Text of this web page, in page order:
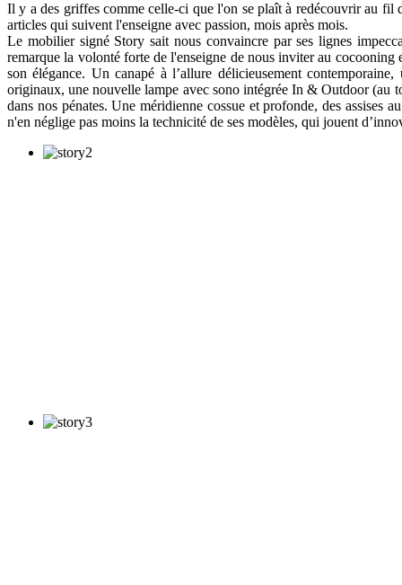
Il y a des griffes comme celle-ci que l'on se plaît à redécouvrir au fil
articles qui suivent l'enseigne avec passion, mois après mois.
Le mobilier signé Story sait nous convaincre par ses lignes
remarque la volonté forte de l'enseigne de nous inviter au
son élégance. Un canapé à l’allure délicieusement
originaux, une nouvelle lampe avec sono intégrée In & Outdoor
dans nos pénates. Une méridienne cossue et profonde, des assises
n'en néglige pas moins la technicité de ses modèles, qui jouent